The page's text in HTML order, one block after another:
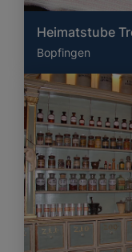
Heimatstube
Bopfingen